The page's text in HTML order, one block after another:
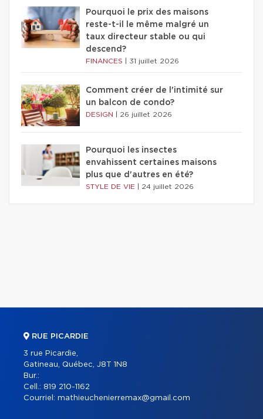
Pourquoi le prix des maisons
reste-t-il le même malgré un
taux directeur stable ou qui
descend?
FINANCES 31 juillet 2026
Comment créer de l'intimité sur
un balcon de condo?
DESIGN 26 juillet 2026
Pourquoi les insectes
envahissent certaines maisons
plus que d'autres en été?
STYLE DE VIE 24 juillet 2026
RUE PICARDIE
3 rue Picardie,
Gatineau, Québec, J8T 1N8
Bur.:
Cell.: 819 210-1162
Courriel: mathieuchenierremax@gmail.com